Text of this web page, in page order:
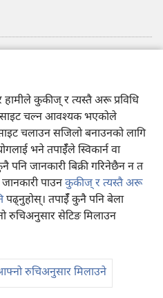
कुकीज् र त्यस्तै अरू प्रविधि
चल्न आवश्यक भएकोले
चलाउन सजिलो बनाउनको लागि
भने तपाईँले स्विकार्न वा
जानकारी बिक्री गरिनेछैन न त
जानकारी पाउनकुकीज् र त्यस्तै अरू
पढ्नुहोस्। तपाईँ कुनै पनि बेला
रुचिअनुसार सेटिङ मिलाउन
रुचिअनुसार मिलाउने
and Tract Society of Pennsylvania.